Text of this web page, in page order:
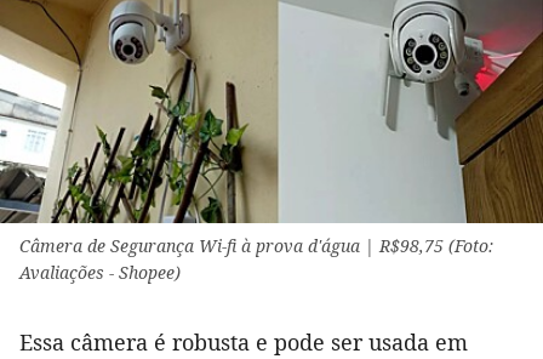
Câmera de Segurança Wi-fi à prova d'água | R$98,75 (Foto:
Avaliações - Shopee)
Essa câmera é robusta e pode ser usada em